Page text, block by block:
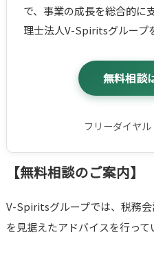
で、事業の成長を総合的に
理士法人V-Spiritsグループ
無料相談
フリーダイヤル
【無料相談のご案内】
V-Spiritsグループでは、税務
を見据えたアドバイスを行って